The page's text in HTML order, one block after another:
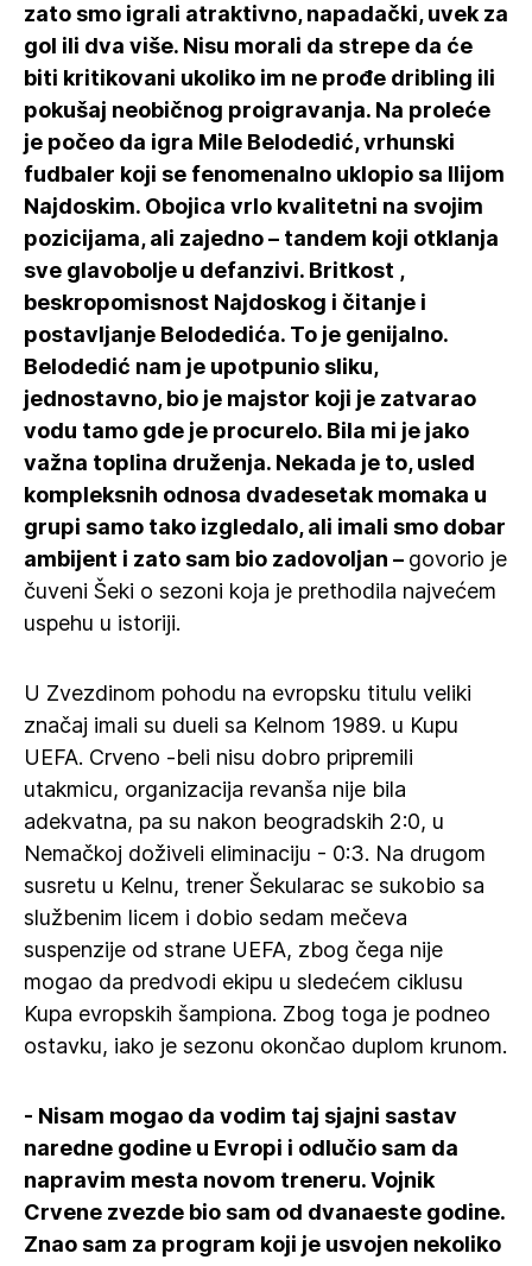
zato smo igrali atraktivno, napadački, uvek za
gol ili dva više. Nisu morali da strepe da će
biti kritikovani ukoliko im ne prođe dribling ili
pokušaj neobičnog proigravanja. Na proleće
je počeo da igra Mile Belodedić, vrhunski
fudbaler koji se fenomenalno uklopio sa Ilijom
Najdoskim. Obojica vrlo kvalitetni na svojim
pozicijama, ali zajedno – tandem koji otklanja
sve glavobolje u defanzivi. Britkost ,
beskropomisnost Najdoskog i čitanje i
postavljanje Belodedića. To je genijalno.
Belodedić nam je upotpunio sliku,
jednostavno, bio je majstor koji je zatvarao
vodu tamo gde je procurelo. Bila mi je jako
važna toplina druženja. Nekada je to, usled
kompleksnih odnosa dvadesetak momaka u
grupi samo tako izgledalo, ali imali smo dobar
ambijent i zato sam bio zadovoljan – govorio je
čuveni Šeki o sezoni koja je prethodila najvećem
uspehu u istoriji.
U Zvezdinom pohodu na evropsku titulu veliki
značaj imali su dueli sa Kelnom 1989. u Kupu
UEFA. Crveno -beli nisu dobro pripremili
utakmicu, organizacija revanša nije bila
adekvatna, pa su nakon beogradskih 2:0, u
Nemačkoj doživeli eliminaciju - 0:3. Na drugom
susretu u Kelnu, trener Šekularac se sukobio sa
službenim licem i dobio sedam mečeva
suspenzije od strane UEFA, zbog čega nije
mogao da predvodi ekipu u sledećem ciklusu
Kupa evropskih šampiona. Zbog toga je podneo
ostavku, iako je sezonu okončao duplom krunom.
- Nisam mogao da vodim taj sjajni sastav
naredne godine u Evropi i odlučio sam da
napravim mesta novom treneru. Vojnik
Crvene zvezde bio sam od dvanaeste godine.
Znao sam za program koji je usvojen nekoliko